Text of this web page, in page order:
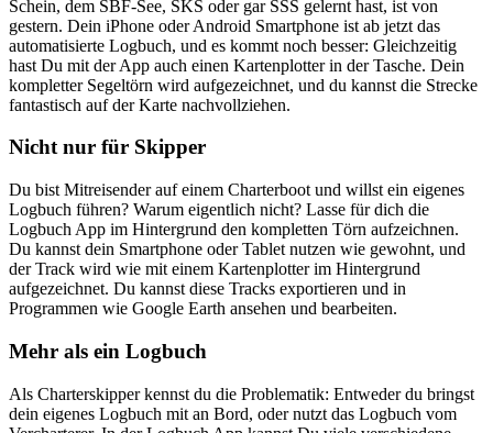
Schein, dem SBF-See, SKS oder gar SSS gelernt hast, ist von
gestern. Dein iPhone oder Android Smartphone ist ab jetzt das
automatisierte Logbuch, und es kommt noch besser: Gleichzeitig
hast Du mit der App auch einen Kartenplotter in der Tasche. Dein
kompletter Segeltörn wird aufgezeichnet, und du kannst die Strecke
fantastisch auf der Karte nachvollziehen.
Nicht nur für Skipper
Du bist Mitreisender auf einem Charterboot und willst ein eigenes
Logbuch führen? Warum eigentlich nicht? Lasse für dich die
Logbuch App im Hintergrund den kompletten Törn aufzeichnen.
Du kannst dein Smartphone oder Tablet nutzen wie gewohnt, und
der Track wird wie mit einem Kartenplotter im Hintergrund
aufgezeichnet. Du kannst diese Tracks exportieren und in
Programmen wie Google Earth ansehen und bearbeiten.
Mehr als ein Logbuch
Als Charterskipper kennst du die Problematik: Entweder du bringst
dein eigenes Logbuch mit an Bord, oder nutzt das Logbuch vom